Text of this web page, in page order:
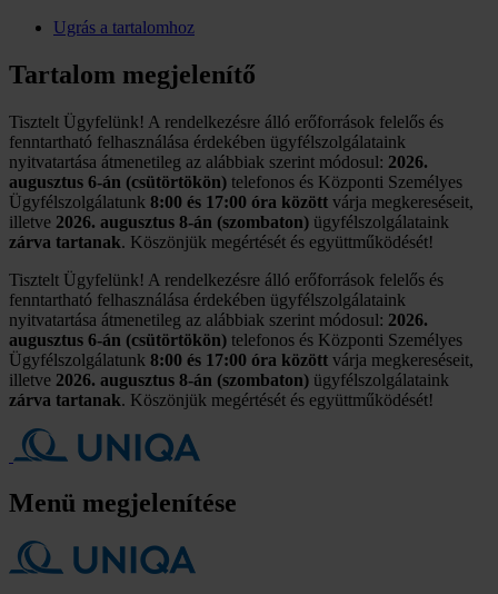
Ugrás a tartalomhoz
Tartalom megjelenítő
Tisztelt Ügyfelünk! A rendelkezésre álló erőforrások felelős és
fenntartható felhasználása érdekében ügyfélszolgálataink
nyitvatartása átmenetileg az alábbiak szerint módosul: 2026.
augusztus 6-án (csütörtökön) telefonos és Központi Személyes
Ügyfélszolgálatunk 8:00 és 17:00 óra között várja megkereséseit,
illetve 2026. augusztus 8-án (szombaton) ügyfélszolgálataink
zárva tartanak. Köszönjük megértését és együttműködését!
Tisztelt Ügyfelünk! A rendelkezésre álló erőforrások felelős és
fenntartható felhasználása érdekében ügyfélszolgálataink
nyitvatartása átmenetileg az alábbiak szerint módosul: 2026.
augusztus 6-án (csütörtökön) telefonos és Központi Személyes
Ügyfélszolgálatunk 8:00 és 17:00 óra között várja megkereséseit,
illetve 2026. augusztus 8-án (szombaton) ügyfélszolgálataink
zárva tartanak. Köszönjük megértését és együttműködését!
Menü megjelenítése